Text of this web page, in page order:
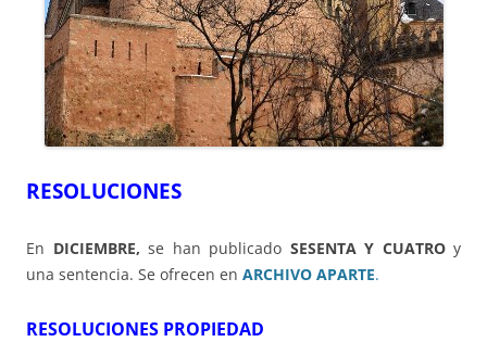
RESOLUCIONES
En DICIEMBRE, se han publicado SESENTA Y CUATROy
una sentencia. Se ofrecen en ARCHIVO APARTE.
RESOLUCIONES PROPIEDAD